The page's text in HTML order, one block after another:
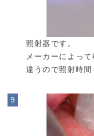
照射器です。
メーカーによっ
違うので照射時間